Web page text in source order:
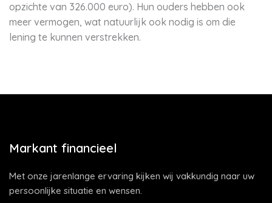
opzichte van 326.000 euro). Hun ouders hebben ook
meer vermogen, wat natuurlijk ook nodig is om die
lening te kunnen verstrekken.
Markant financieel
Met onze jarenlange ervaring kijken wij vakkundig naar uw
persoonlijke situatie en wensen.